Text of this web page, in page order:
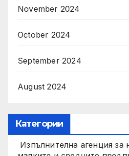
November 2024
October 2024
September 2024
August 2024
Категории
Изпълнителна агенция за